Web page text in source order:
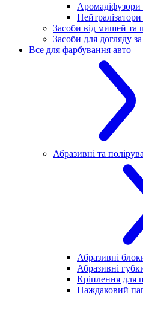
Нейтралізатори
Засоби від мишей та
Засоби для догляду
Все для фарбування авто
Абразивні та
Абразивні
Абразивні
Кріплення для
Наждаковий